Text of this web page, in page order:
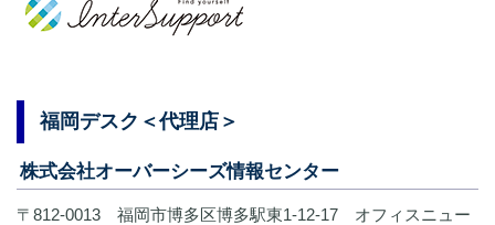
福岡デスク＜代理店＞
株式会社オーバーシーズ情報センター
〒812-0013 福岡市博多区博多駅東1-12-17 オフィスニュー